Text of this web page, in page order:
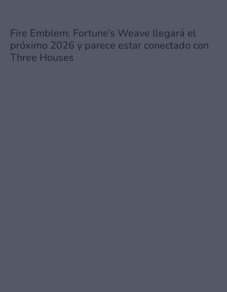
Fire Emblem: Fortune’s Weave llegará el
próximo 2026 y parece estar conectado con
Three Houses